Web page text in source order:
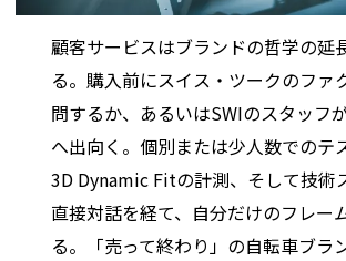
顧客サービスはブランドの哲学の延
る。購入前にスイス・ツークのファ
問するか、あるいはSWIのスタッフ
へ出向く。個別または少人数でのテ
3D Dynamic Fitの計測、そして技術
直接対話を経て、自分だけのフレー
る。「売って終わり」の自転車ブラ